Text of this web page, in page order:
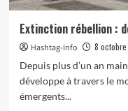
de
Guédiguian,
2009)
Extinction rébellion :
Hashtag-Info
8
Depuis plus d’un an
développe à travers le
émergents...